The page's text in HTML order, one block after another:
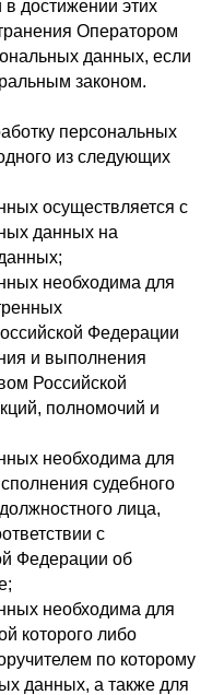
достижении этих
Оператором
данных, если
законом.
персональных
из следующих
осуществляется с
данных на
необходима для
Федерации
и выполнения
Российской
полномочий и
необходима для
судебного
лица,
с
Федерации об
необходима для
которого либо
по которому
данных, а также для